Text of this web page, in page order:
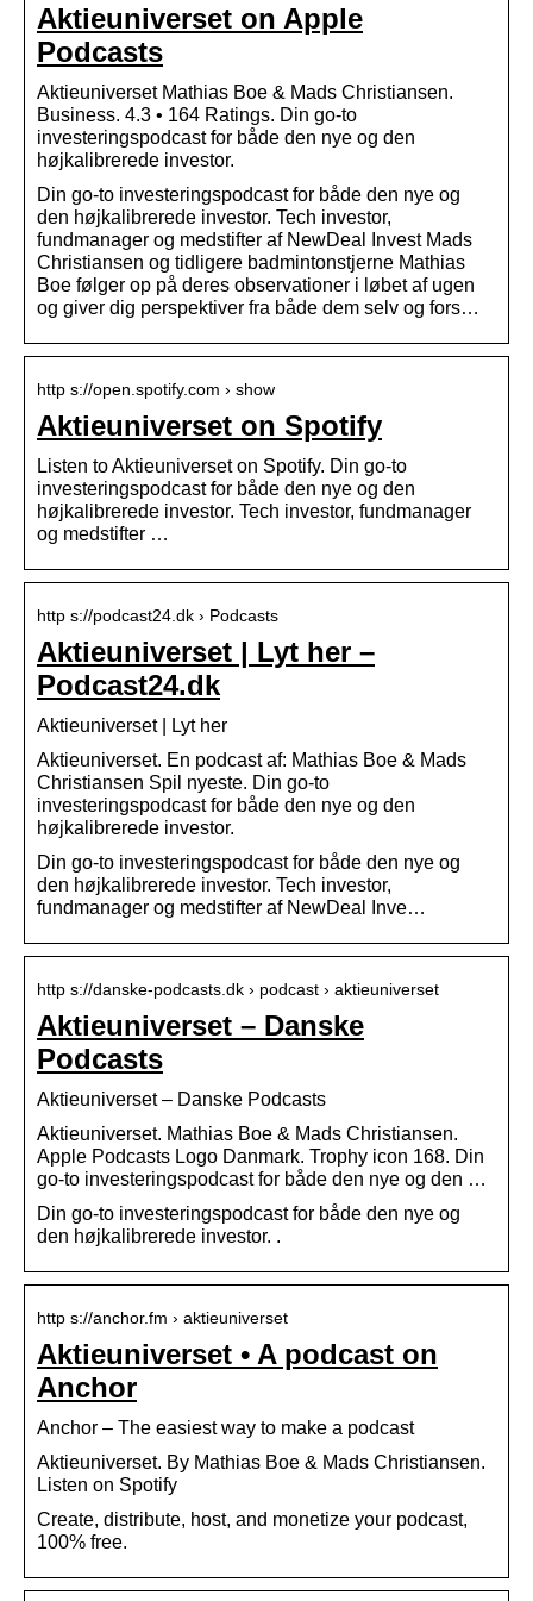
Aktieuniverset on Apple
Podcasts
Aktieuniverset Mathias Boe & Mads Christiansen.
Business. 4.3 • 164 Ratings. Din go-to
investeringspodcast for både den nye og den
højkalibrerede investor.
Din go-to investeringspodcast for både den nye og
den højkalibrerede investor. Tech investor,
fundmanager og medstifter af NewDeal Invest Mads
Christiansen og tidligere badmintonstjerne Mathias
Boe følger op på deres observationer i løbet af ugen
og giver dig perspektiver fra både dem selv og fors…
http s://open.spotify.com › show
Aktieuniverset on Spotify
Listen to Aktieuniverset on Spotify. Din go-to
investeringspodcast for både den nye og den
højkalibrerede investor. Tech investor, fundmanager
og medstifter …
http s://podcast24.dk › Podcasts
Aktieuniverset | Lyt her –
Podcast24.dk
Aktieuniverset | Lyt her
Aktieuniverset. En podcast af: Mathias Boe & Mads
Christiansen Spil nyeste. Din go-to
investeringspodcast for både den nye og den
højkalibrerede investor.
Din go-to investeringspodcast for både den nye og
den højkalibrerede investor. Tech investor,
fundmanager og medstifter af NewDeal Inve…
http s://danske-podcasts.dk › podcast › aktieuniverset
Aktieuniverset – Danske
Podcasts
Aktieuniverset – Danske Podcasts
Aktieuniverset. Mathias Boe & Mads Christiansen.
Apple Podcasts Logo Danmark. Trophy icon 168. Din
go-to investeringspodcast for både den nye og den …
Din go-to investeringspodcast for både den nye og
den højkalibrerede investor. .
http s://anchor.fm › aktieuniverset
Aktieuniverset • A podcast on
Anchor
Anchor – The easiest way to make a podcast
Aktieuniverset. By Mathias Boe & Mads Christiansen.
Listen on Spotify
Create, distribute, host, and monetize your podcast,
100% free.